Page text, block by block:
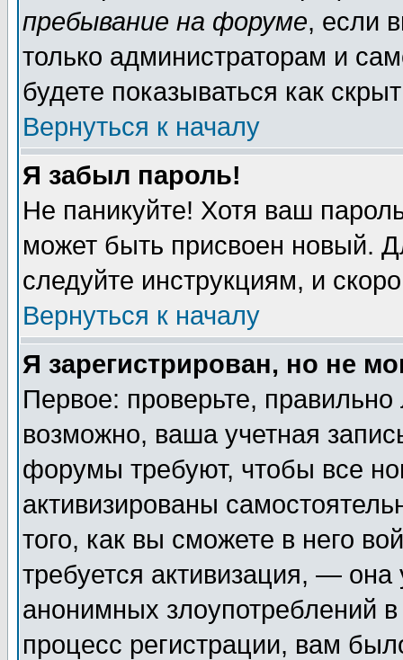
пребывание на форуме, если
только администраторам и
будете показываться как
Вернуться к началу
Я забыл пароль!
Не паникуйте! Хотя ваш
может быть присвоен новый.
следуйте инструкциям, и
Вернуться к началу
Я зарегистрирован, но не
Первое: проверьте,
возможно, ваша учетная
форумы требуют, чтобы все
активизированы
того, как вы сможете в него
требуется активизация, —
анонимных злоупотреблений
процесс регистрации, вам